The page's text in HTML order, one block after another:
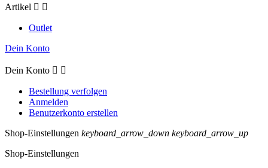
Artikel  
Outlet
Dein Konto
Dein Konto  
Bestellung verfolgen
Anmelden
Benutzerkonto erstellen
Shop-Einstellungen keyboard_arrow_down keyboard_arrow_up
Shop-Einstellungen